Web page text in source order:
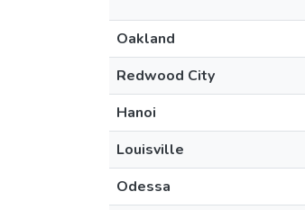
Oakland
Redwood City
Hanoi
Louisville
Odessa